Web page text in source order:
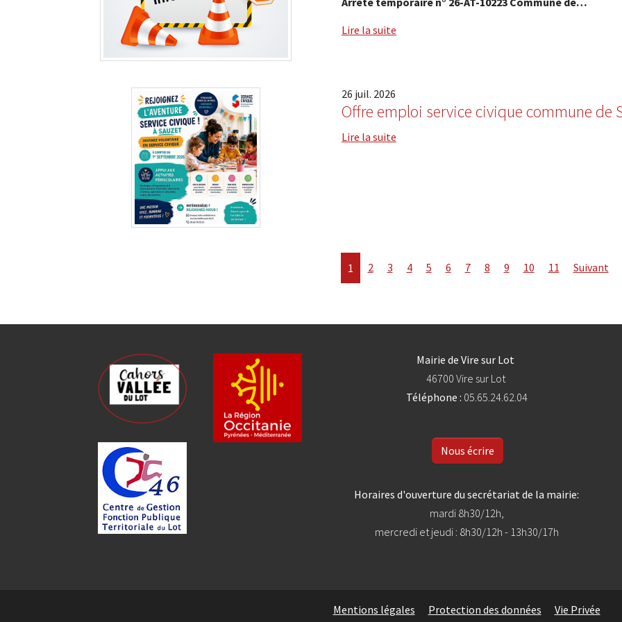
Lire la suite
26 juil. 2026
Offre emploi service civique commune de
Lire la suite
1 2 3 4 5 6 7 8 9 10 11 Suivant
Mairie de Vire sur Lot
46700 Vire sur Lot
Téléphone : 05.65.24.62.04
Nous écrire
Horaires d'ouverture du secrétariat de la mairie:
mardi 8h30/12h,
mercredi et jeudi : 8h30/12h - 13h30/17h
Mentions légales Protection des données Vie Privée